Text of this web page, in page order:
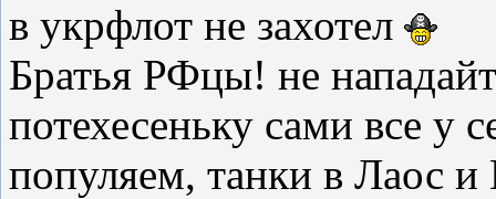
в укрфлот не захотел
Братья РФцы! не
потехесеньку сами все у
популяем, танки в Лаос и